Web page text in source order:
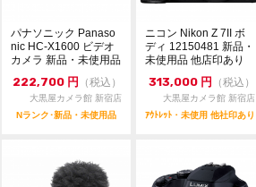
パナソニック Panaso
nic HC-X1600 ビデオ
カメラ 新品・未使用品
222,700 円 （税込）
大黒屋カメラ館 新宿店
Nランク･新品・未使用品
ニコン Nikon Z 7II ボ
ディ 12150481 新品・
未使用品 他店印あり
313,000 円 （税込）
大黒屋カメラ館 新宿店
ｱｳﾄﾚｯﾄ・未使用 他社印あり